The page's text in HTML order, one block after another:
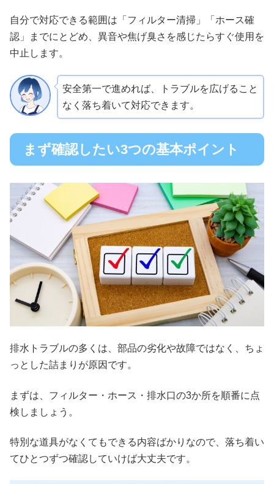
自分で対応できる範囲は「フィルター清掃」「ホース確
認」までにとどめ、異音や焦げ臭さを感じたらすぐ使用を
中止します。
安全第一で進めれば、トラブルを広げること
なく落ち着いて対応できます。
まず確認したい3つの基本ポイント
排水トラブルの多くは、部品の劣化や故障ではなく、ちょ
っとした詰まりが原因です。
まずは、フィルター・ホース・排水口の3か所を順番に点
検しましょう。
特別な道具がなくてもできる内容ばかりなので、落ち着い
てひとつずつ確認していけば大丈夫です。